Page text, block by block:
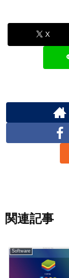
X
関連記事
Software